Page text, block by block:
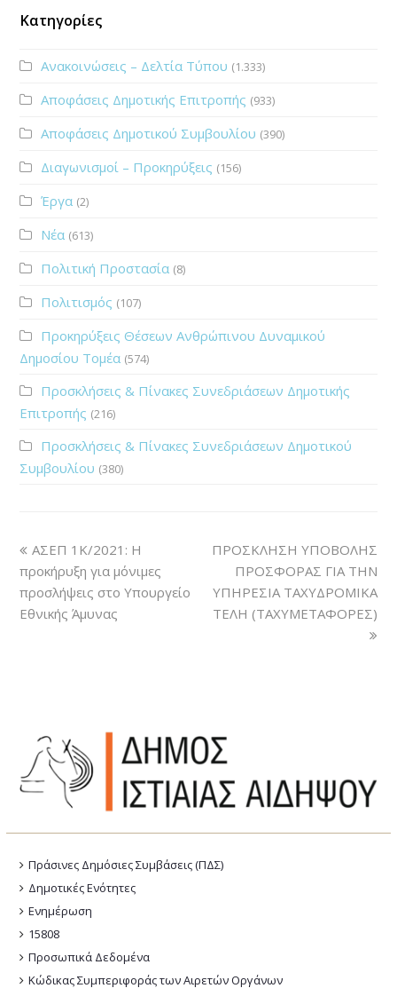
Κατηγορίες
Ανακοινώσεις – Δελτία Τύπου (1.333)
Αποφάσεις Δημοτικής Επιτροπής (933)
Αποφάσεις Δημοτικού Συμβουλίου (390)
Διαγωνισμοί – Προκηρύξεις (156)
Έργα (2)
Νέα (613)
Πολιτική Προστασία (8)
Πολιτισμός (107)
Προκηρύξεις Θέσεων Ανθρώπινου Δυναμικού
Δημοσίου Τομέα (574)
Προσκλήσεις & Πίνακες Συνεδριάσεων Δημοτικής
Επιτροπής (216)
Προσκλήσεις & Πίνακες Συνεδριάσεων Δημοτικού
Συμβουλίου (380)
ΑΣΕΠ 1Κ/2021: Η
προκήρυξη για μόνιμες
προσλήψεις στο Υπουργείο
Εθνικής Άμυνας
ΠΡΟΣΚΛΗΣΗ ΥΠΟΒΟΛΗΣ
ΠΡΟΣΦΟΡΑΣ ΓΙΑ ΤΗΝ
ΥΠΗΡΕΣΙΑ ΤΑΧΥΔΡΟΜΙΚΑ
ΤΕΛΗ (ΤΑΧΥΜΕΤΑΦΟΡΕΣ)
Πράσινες Δημόσιες Συμβάσεις (ΠΔΣ)
Δημοτικές Ενότητες
Ενημέρωση
15808
Προσωπικά Δεδομένα
Κώδικας Συμπεριφοράς των Αιρετών Οργάνων